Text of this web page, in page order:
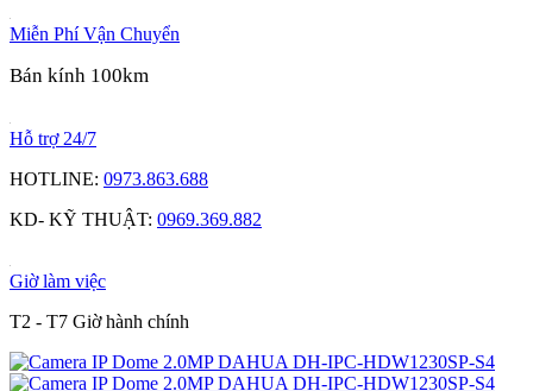
Miễn Phí Vận Chuyển
Bán kính 100km
Hỗ trợ 24/7
HOTLINE: 0973.863.688
KD- KỸ THUẬT: 0969.369.882
Giờ làm việc
T2 - T7 Giờ hành chính